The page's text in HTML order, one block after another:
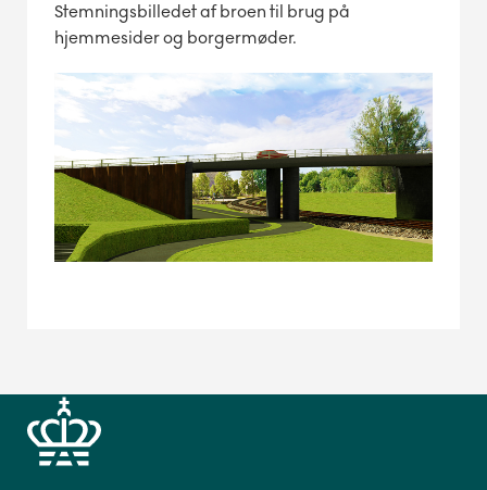
Stemningsbilledet af broen til brug på
hjemmesider og borgermøder.